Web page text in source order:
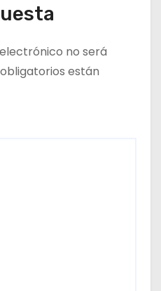
no será
están